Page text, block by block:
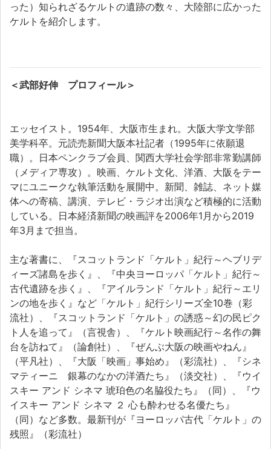
った）知られざるケルトの遺跡の数々、大陸部に広かった
ケルトを紹介します。
＜武部好伸 プロフィール＞
エッセイスト。1954年、大阪市生まれ。大阪大学文学部
美学科卒。元読売新聞大阪本社記者（1995年に依願退
職）。日本ペンクラブ会員、関西大学社会学部非常勤講師
（メディア専攻）。映画、ケルト文化、洋酒、大阪をテー
マにユニークな執筆活動を展開中。新聞、雑誌、ネット媒
体への寄稿、講演、テレビ・ラジオ出演など積極的に活動
している。日本経済新聞の映画評を2006年1月から2019
年3月まで担当。
主な著書に、『スコットランド「ケルト」紀行～ヘブリデ
ィーズ諸島を歩く』、『中央ヨーロッパ「ケルト」紀行～
古代遺跡を歩く』、『アイルランド「ケルト」紀行～エリ
ンの地を歩く』など「ケルト」紀行シリーズ全10巻（彩
流社）、『スコットランド「ケルト」の誘惑～幻の民ピク
ト人を追って』（言視舎）、『ケルト映画紀行～名作の舞
台を訪ねて』（論創社）、『ぜんぶ大阪の映画やねん』
（平凡社）、『大阪「映画」事始め』（彩流社）、『シネ
マティーニ 銀幕のなかの洋酒たち』（淡交社）、『ウイ
スキー アンド シネマ 琥珀色の名脇役たち』（同）、『ウ
イスキー アンド シネマ ２ 心も酔わせる名優たち』
（同）など多数。最新刊が『ヨーロッパ古代「ケルト」の
残照』（彩流社）